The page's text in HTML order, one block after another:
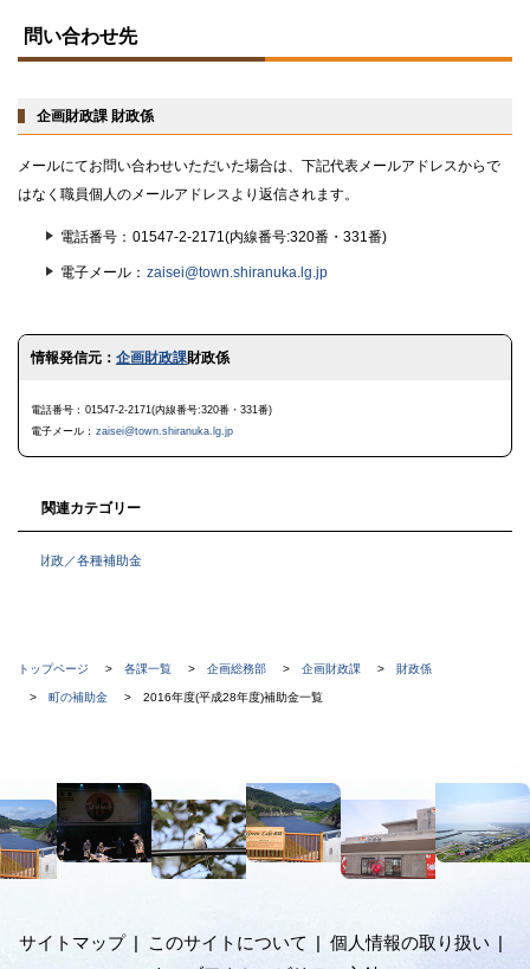
ッ問い合わせ先
企画財政課 財政係
メールにてお問い合わせいただいた場合は、下記代表メールアドレスからで
はなく職員個人のメールアドレスより返信されます。
電話番号 01547-2-2171(内線番号:320番・331番)
電子メール zaisei@town.shiranuka.lg.jp
ト
る
情報発信元： 企画財政課財政係
電話番号
01547-2-2171(内線番号:320番・331番)
電子メール
zaisei@town.shiranuka.lg.jp
関連カテゴリー
財政／各種補助金
現
在
の
階
層
トップページ 各課一覧 企画総務部 企画財政課 財政係
町の補助金 2016年度(平成28年度)補助金一覧
文
へ
メ
サイトマップ このサイトについて
個人情報の取り扱い